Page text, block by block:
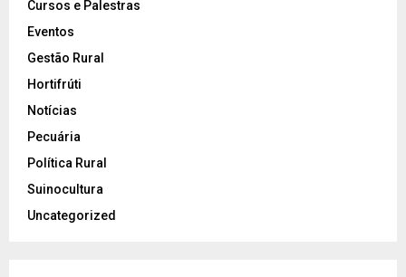
Cursos e Palestras
Eventos
Gestão Rural
Hortifrúti
Notícias
Pecuária
Política Rural
Suinocultura
Uncategorized